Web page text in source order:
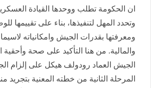
ان الحكومة تطلب ووحدها القيادة
وتحدد المهل لتنفيذها، بناء على تقييمها
ومعرفتها بقدرات الجيش وامكانياته
والمالية. من هنا التأكيد على صحة وأحقية
الجيش العماد رودولف هيكل على إلزام
المرحلة الثانية من خطته المعنية